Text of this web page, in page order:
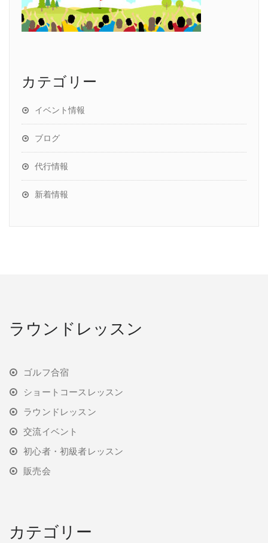
カテゴリー
イベント情報
ブログ
代行情報
新着情報
ラウンドレッスン
ゴルフ合宿
ショートコースレッスン
ラウンドレッスン
交流イベント
初心者・初級者レッスン
販売会
カテゴリー